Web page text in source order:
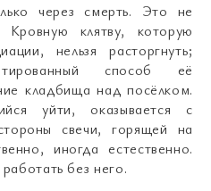
через смерть. Это не
Кровную клятву, которую
нельзя расторгнуть;
способ её
кладбища над посёлком.
уйти, оказывается с
свечи, горящей на
иногда естественно.
без него.